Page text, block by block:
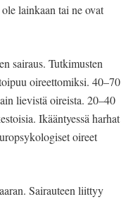
lainkaan tai ne ovat
sairaus. Tutkimusten
oireettomiksi. 40–70
lievistä oireista. 20–40
Ikääntyessä harhat
oireet
Sairauteen liittyy